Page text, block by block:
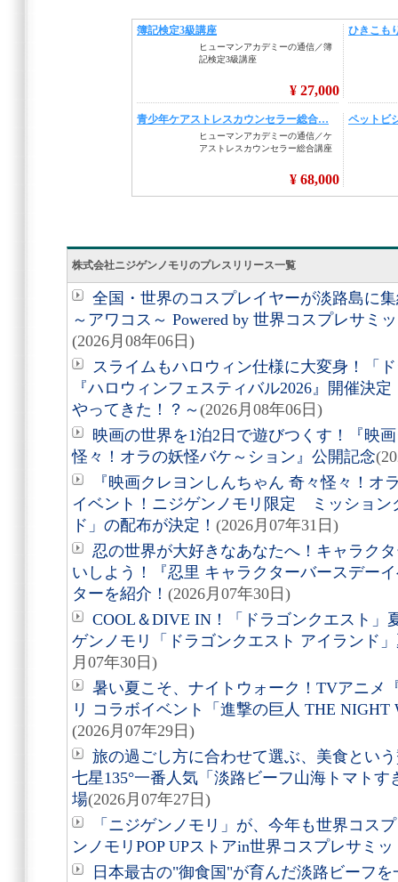
株式会社ニジゲンノモリのプレスリリース一覧
全国・世界のコスプレイヤーが淡路島に
～アワコス～ Powered by 世界コスプレサミ
(2026月08年06日)
スライムもハロウィン仕様に大変身！「
『ハロウィンフェスティバル2026』開催決
やってきた！？～ (2026月08年06日)
映画の世界を1泊2日で遊びつくす！『映
怪々！オラの妖怪バケ～ション』公開記念
『映画クレヨンしんちゃん 奇々怪々！オ
イベント！ニジゲンノモリ限定 ミッション
ド」の配布が決定！ (2026月07年31日)
忍の世界が大好きなあなたへ！キャラク
いしよう！『忍里 キャラクターバースデー
ターを紹介！ (2026月07年30日)
COOL＆DIVE IN！「ドラゴンクエスト」
ゲンノモリ「ドラゴンクエスト アイランド
月07年30日)
暑い夏こそ、ナイトウォーク！TVアニメ
リ コラボイベント「進撃の巨人 THE
(2026月07年29日)
旅の過ごし方に合わせて選ぶ、美食とい
七星135°一番人気「淡路ビーフ山海トマト
場(2026月07年27日)
「ニジゲンノモリ」が、今年も世界コス
ンノモリPOP UPストアin世界コスプレサミッ
日本最古の"御食国"が育んだ淡路ビーフ